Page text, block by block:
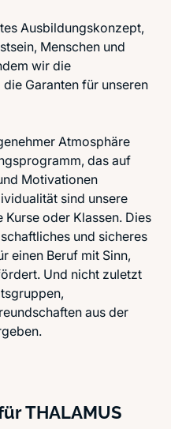
Ausbildungskonzept,
Menschen und
wir die
Garanten für unseren
Atmosphäre
das auf
Motivationen
sind unsere
oder Klassen. Dies
und sicheres
einen Beruf mit Sinn,
Und nicht zuletzt
aus der
THALAMUS